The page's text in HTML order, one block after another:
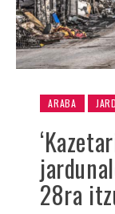
ARABA
28ra